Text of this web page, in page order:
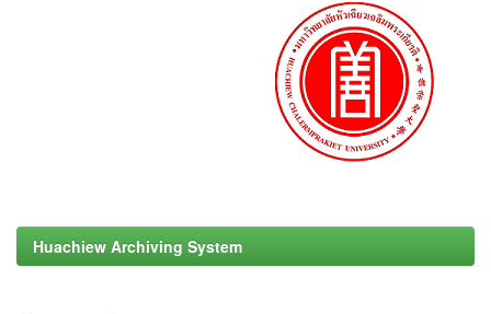
Huachiew Archiving System